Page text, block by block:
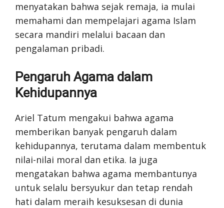
menyatakan bahwa sejak remaja, ia mulai
memahami dan mempelajari agama Islam
secara mandiri melalui bacaan dan
pengalaman pribadi.
Pengaruh Agama dalam
Kehidupannya
Ariel Tatum mengakui bahwa agama
memberikan banyak pengaruh dalam
kehidupannya, terutama dalam membentuk
nilai-nilai moral dan etika. Ia juga
mengatakan bahwa agama membantunya
untuk selalu bersyukur dan tetap rendah
hati dalam meraih kesuksesan di dunia